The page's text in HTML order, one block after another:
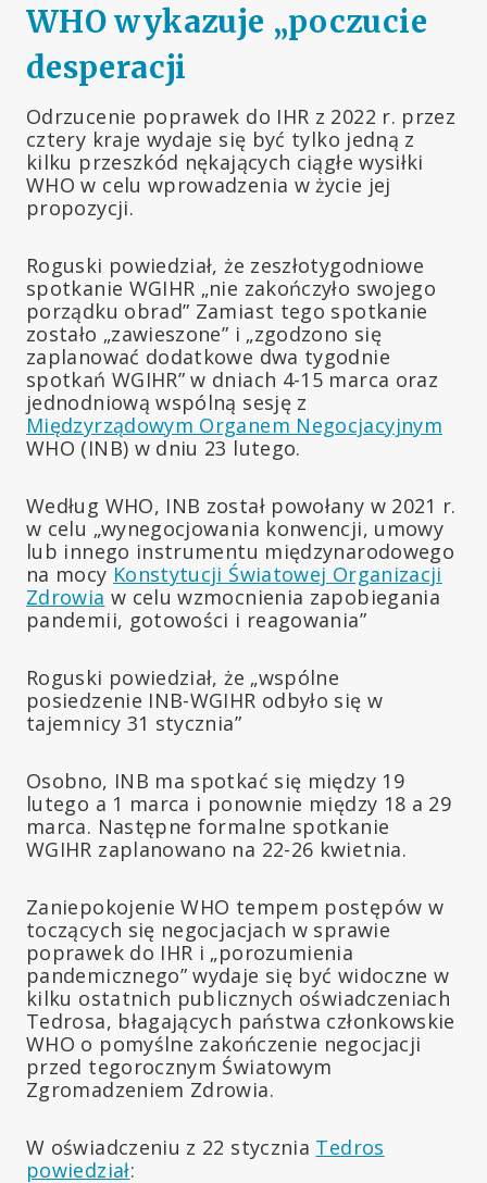
WHO wykazuje „poczucie
desperacji
Odrzucenie poprawek do IHR z 2022 r. przez
cztery kraje wydaje się być tylko jedną z
kilku przeszkód nękających ciągłe wysiłki
WHO w celu wprowadzenia w życie jej
propozycji.
Roguski powiedział, że zeszłotygodniowe
spotkanie WGIHR „nie zakończyło swojego
porządku obrad” Zamiast tego spotkanie
zostało „zawieszone” i „zgodzono się
zaplanować dodatkowe dwa tygodnie
spotkań WGIHR” w dniach 4-15 marca oraz
jednodniową wspólną sesję z
Międzyrządowym Organem Negocjacyjnym
WHO (INB) w dniu 23 lutego.
Według WHO, INB został powołany w 2021 r.
w celu „wynegocjowania konwencji, umowy
lub innego instrumentu międzynarodowego
na mocy Konstytucji Światowej Organizacji
Zdrowia w celu wzmocnienia zapobiegania
pandemii, gotowości i reagowania”
Roguski powiedział, że „wspólne
posiedzenie INB-WGIHR odbyło się w
tajemnicy 31 stycznia”
Osobno, INB ma spotkać się między 19
lutego a 1 marca i ponownie między 18 a 29
marca. Następne formalne spotkanie
WGIHR zaplanowano na 22-26 kwietnia.
Zaniepokojenie WHO tempem postępów w
toczących się negocjacjach w sprawie
poprawek do IHR i „porozumienia
pandemicznego” wydaje się być widoczne w
kilku ostatnich publicznych oświadczeniach
Tedrosa, błagających państwa członkowskie
WHO o pomyślne zakończenie negocjacji
przed tegorocznym Światowym
Zgromadzeniem Zdrowia.
W oświadczeniu z 22 stycznia Tedros
powiedział: